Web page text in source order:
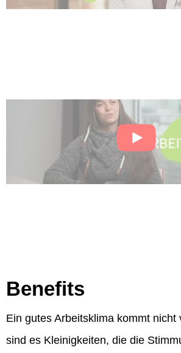
Benefits
Ein gutes Arbeitsklima kommt nicht
sind es Kleinigkeiten, die die